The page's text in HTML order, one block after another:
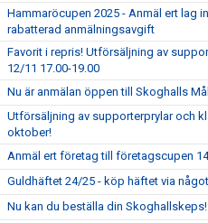
Hammaröcupen 2025 - Anmäl ert lag
rabatterad anmälningsavgift
Favorit i repris! Utförsäljning av
12/11 17.00-19.00
Nu är anmälan öppen till Skoghalls
Utförsäljning av supporterprylar och
oktober!
Anmäl ert företag till företagscupen
Guldhäftet 24/25 - köp häftet via
Nu kan du beställa din Skoghallskeps!